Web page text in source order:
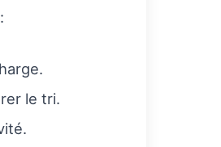
le tri.